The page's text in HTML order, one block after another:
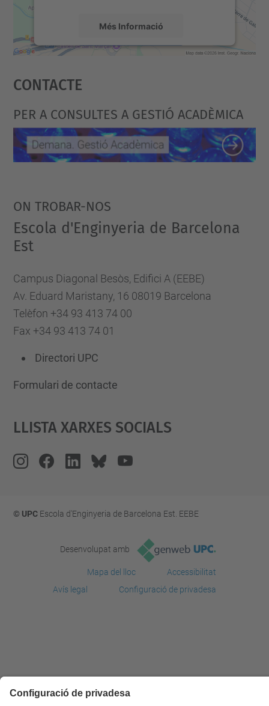
Més Informació
powered by
Contacte
PER A CONSULTES A GESTIÓ ACADÈMICA
ON TROBAR-NOS
Escola d'Enginyeria de Barcelona
Est
Campus Diagonal Besòs, Edifici A (EEBE)
Av. Eduard Maristany, 16 08019 Barcelona
Telèfon +34 93 413 74 00
Fax +34 93 413 74 01
Directori UPC
Formulari de contacte
Llista Xarxes Socials
© UPCEscola d'Enginyeria de Barcelona Est. EEBE
Desenvolupat amb
Mapa del lloc
Accessibilitat
Avís legal
Configuració de privadesa